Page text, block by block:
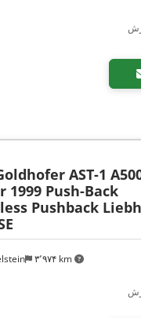
۳٬۹۷۴ km
AST-1
1999 Push-Back
Pushback